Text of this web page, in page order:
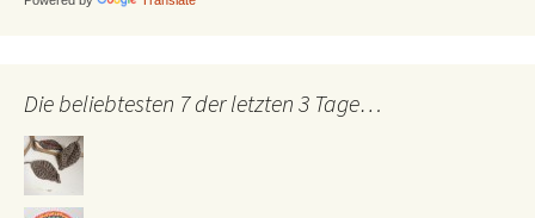
Die beliebtesten 7 der letzten 3 Tage…